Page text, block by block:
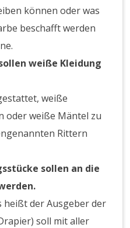
können oder was
beschafft werden
weiße Kleidung
weiße
oder weiße Mäntel zu
Rittern
sollen an die
heißt der Ausgeber der
soll mit aller